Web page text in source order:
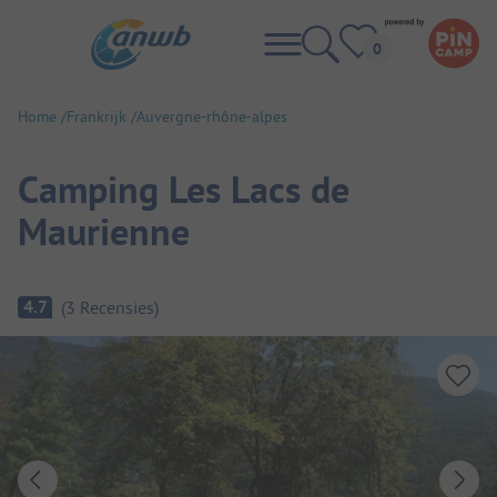
Home Frankrijk Auvergne-rhône-alpes
Camping Les Lacs de
Maurienne
Camping overzicht
4.7 (3 Recensies)